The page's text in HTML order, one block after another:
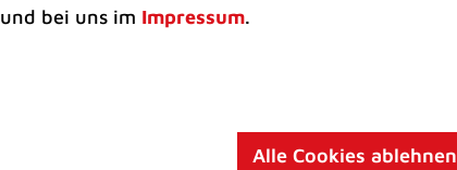
Kultkicker Ansgar Brinkmann
und bei uns im Impressum.
Alle Cookies ablehnen